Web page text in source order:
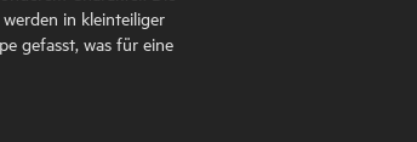
in kleinteiliger
gefasst, was für eine